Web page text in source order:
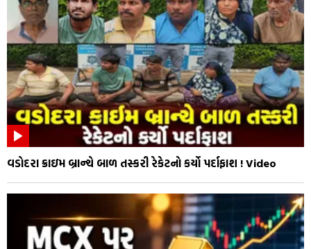
વડોદરા ક્રાઇમ બ્રાન્ચે બાળ તસ્કરી રેકેટનો કર્યો પર્દાફાશ ! Video